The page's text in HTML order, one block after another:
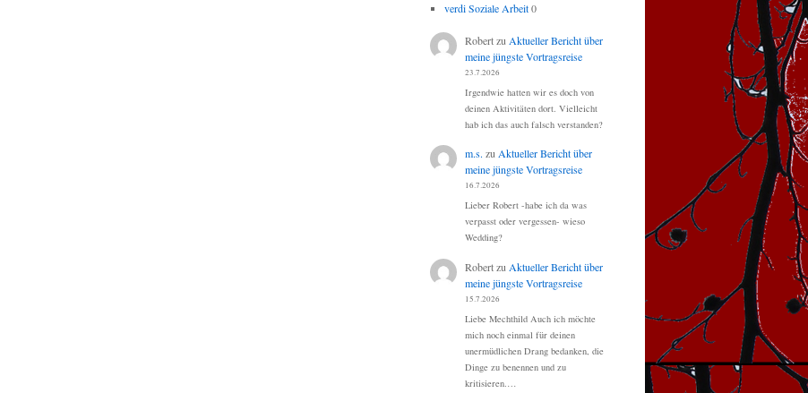
verdi Soziale Arbeit0
Robertzu Aktueller Bericht über
meine jüngste Vortragsreise
23.7.2026
Irgendwie hatten wir es doch von
deinen Aktivitäten dort. Vielleicht
hab ich das auch falsch verstanden?
m.s. zuAktueller Bericht über
meine jüngste Vortragsreise
16.7.2026
Lieber Robert -habe ich da was
verpasst oder vergessen- wieso
Wedding?
Robertzu Aktueller Bericht über
meine jüngste Vortragsreise
15.7.2026
Liebe Mechthild Auch ich möchte
mich noch einmal für deinen
unermüdlichen Drang bedanken, die
Dinge zu benennen und zu
kritisieren.…